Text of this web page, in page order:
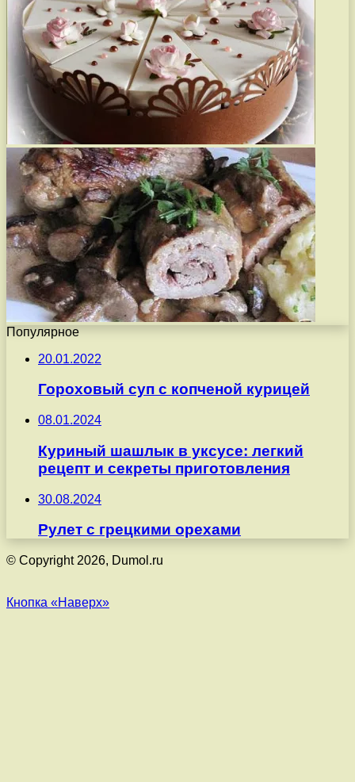
Популярное
20.01.2022
Гороховый суп с копченой курицей
08.01.2024
Куриный шашлык в уксусе: легкий
рецепт и секреты приготовления
30.08.2024
Рулет с грецкими орехами
© Copyright 2026, Dumol.ru
Кнопка «Наверх»